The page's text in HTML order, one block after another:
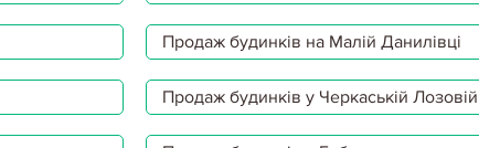
Продаж будинків на Малій Данилівці
Продаж будинків у Черкаській Лозовій